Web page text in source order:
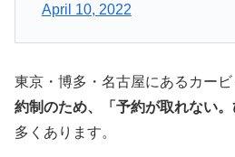
April 10, 2022
東京・博多・名古屋にあるカービ
約制のため、「予約が取れない
多くあります。